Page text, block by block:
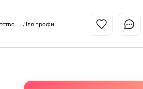
Для профи